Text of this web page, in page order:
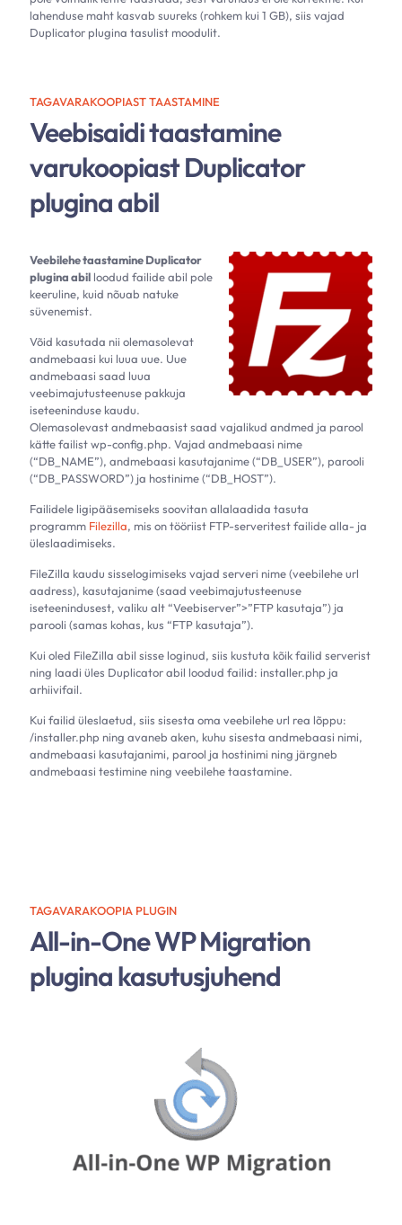
lahenduse maht kasvab suureks (rohkem kui 1 GB), siis vajad
Duplicator plugina tasulist moodulit.
TAGAVARAKOOPIAST TAASTAMINE
Veebisaidi taastamine
varukoopiast Duplicator
plugina abil
Veebilehe taastamine Duplicator
plugina abil loodud failide abil pole
keeruline, kuid nõuab natuke
süvenemist.
Võid kasutada nii olemasolevat
andmebaasi kui luua uue. Uue
andmebaasi saad luua
veebimajutusteenuse pakkuja
iseteeninduse kaudu.
Olemasolevast andmebaasist saad vajalikud andmed ja parool
kätte failist wp-config.php. Vajad andmebaasi nime
(“DB_NAME”), andmebaasi kasutajanime (“DB_USER”), parooli
(“DB_PASSWORD”) ja hostinime (“DB_HOST”).
Failidele ligipääsemiseks soovitan allalaadida tasuta
programm Filezilla, mis on tööriist FTP-serveritest failide alla- ja
üleslaadimiseks.
FileZilla kaudu sisselogimiseks vajad serveri nime (veebilehe url
aadress), kasutajanime (saad veebimajutusteenuse
iseteenindusest, valiku alt “Veebiserver”>”FTP kasutaja”) ja
parooli (samas kohas, kus “FTP kasutaja”).
Kui oled FileZilla abil sisse loginud, siis kustuta kõik failid serverist
ning laadi üles Duplicator abil loodud failid: installer.php ja
arhiivifail.
Kui failid üleslaetud, siis sisesta oma veebilehe url rea lõppu:
/installer.php ning avaneb aken, kuhu sisesta andmebaasi nimi,
andmebaasi kasutajanimi, parool ja hostinimi ning järgneb
andmebaasi testimine ning veebilehe taastamine.
TAGAVARAKOOPIA PLUGIN
All-in-One WP Migration
plugina kasutusjuhend